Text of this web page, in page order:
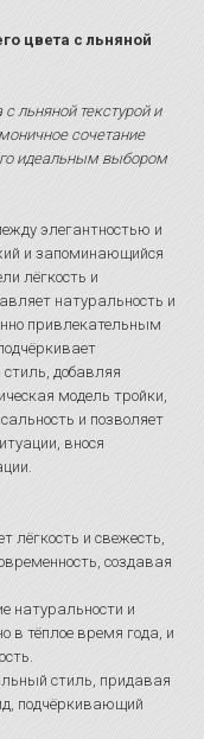
цвета с льняной
льняной текстурой и
сочетание
идеальным выбором
элегантностью и
и запоминающийся
лёгкость и
натуральность и
привлекательным
добавляя
модель тройки,
и позволяет
внося
лёгкость и свежесть,
создавая
натуральности и
в тёплое время года, и
стиль, придавая
подчёркивающий